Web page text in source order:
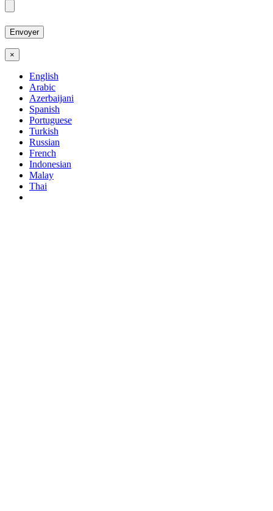
×
English
Arabic
Azerbaijani
Spanish
Portuguese
Turkish
Russian
French
Indonesian
Malay
Thai